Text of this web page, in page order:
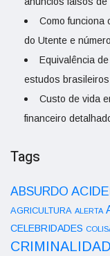
Como funciona
do Utente e
Equivalência
estudos
Custo de vida
financeiro
Tags
ABSURDO
AGRICULTURA ALERTA
CELEBRIDADES